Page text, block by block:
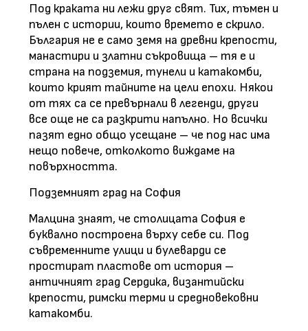
Под краката ни лежи друг свят. Тих, тъмен и
пълен с истории, които времето е скрило.
България не е само земя на древни крепости,
манастири и златни съкровища – тя е и
страна на подземия, тунели и катакомби,
които крият тайните на цели епохи. Някои
от тях са се превърнали в легенди, други
все още не са разкрити напълно. Но всички
пазят едно общо усещане – че под нас има
нещо повече, отколкото виждаме на
повърхността.
Подземният град на София
Малцина знаят, че столицата София е
буквално построена върху себе си. Под
съвременните улици и булеварди се
простират пластове от история –
античният град Сердика, византийски
крепости, римски терми и средновековни
катакомби.